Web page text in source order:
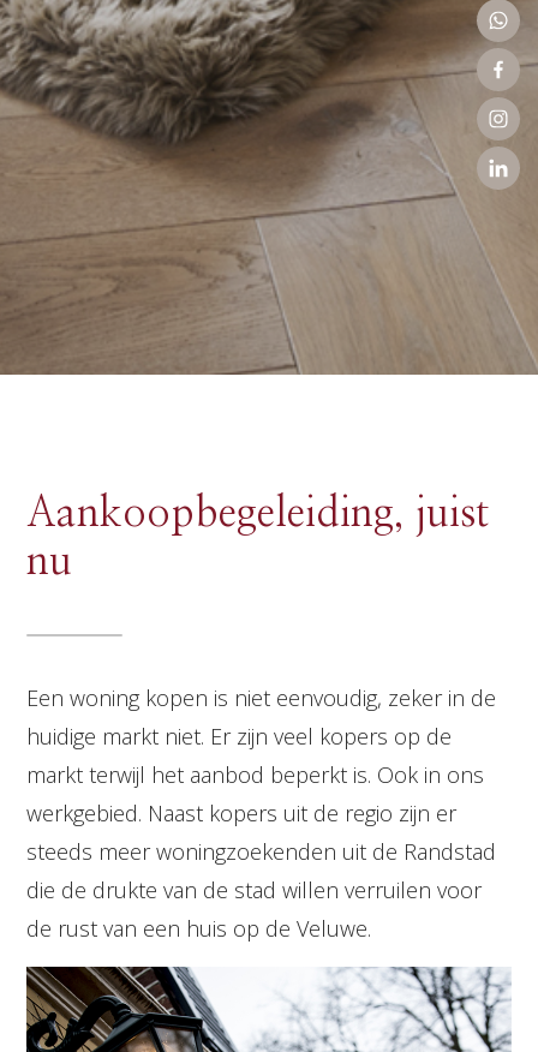
Aankoopbegeleiding, juist
nu
Een woning kopen is niet eenvoudig, zeker in de
huidige markt niet. Er zijn veel kopers op de
markt terwijl het aanbod beperkt is. Ook in ons
werkgebied. Naast kopers uit de regio zijn er
steeds meer woningzoekenden uit de Randstad
die de drukte van de stad willen verruilen voor
de rust van een huis op de Veluwe.